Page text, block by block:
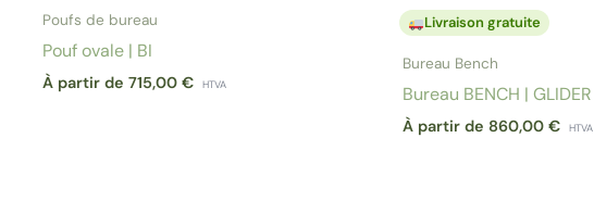
Poufs de bureau
Pouf ovale | BI
À partir de715,00€ HTVA
Livraison gratuite
Bureau Bench
Bureau BENCH | GLIDER
À partir de 860,00€ HTVA